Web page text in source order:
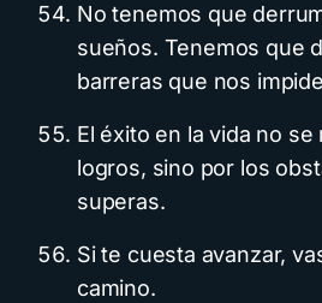
No tenemos que
sueños. Tenemos que
barreras que nos
El éxito en la vida no se
logros, sino por los
superas.
Si te cuesta avanzar,
camino.